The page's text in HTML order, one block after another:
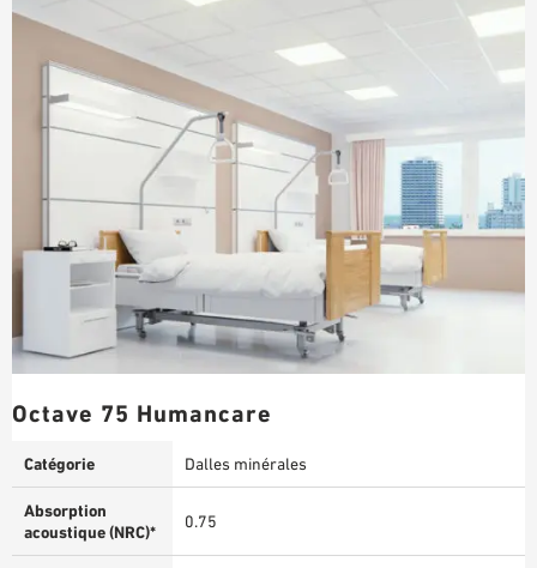
Octave 75 Humancare
Catégorie Dalles minérales
Absorption
acoustique (NRC)*
0.75